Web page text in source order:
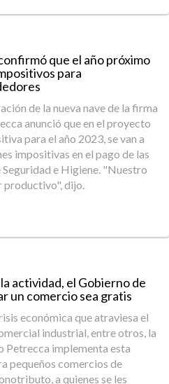
que el año próximo
para
de la nueva nave de la firma
anunció que en el proyecto
para el año 2023, se van a
impositivas en el pago de las
e Higiene. "Nuestro
productivo", dijo.
actividad, el Gobierno de
un comercio sea gratis
económica que atraviesa el
industrial, entre otros, la
Petrecca implementa esta
pequeños comercios de
a quienes se les